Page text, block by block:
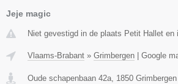
Jeje magic
Niet gevestigd in de plaats Petit Hallet en
Vlaams-Brabant » Grimbergen Google
Oude schapenbaan 42a, 1850 Grimbergen